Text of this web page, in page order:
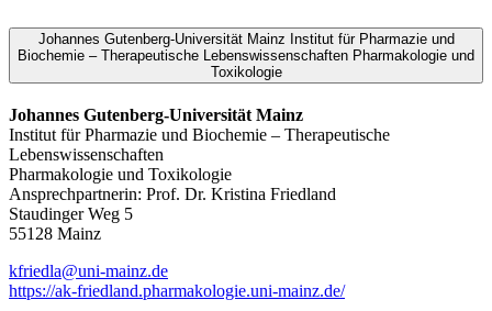
Johannes Gutenberg-Universität Mainz Institut für Pharmazie und
Biochemie – Therapeutische Lebenswissenschaften Pharmakologie und
Toxikologie
Johannes Gutenberg-Universität Mainz
Institut für Pharmazie und Biochemie – Therapeutische
Lebenswissenschaften
Pharmakologie und Toxikologie
Ansprechpartnerin: Prof. Dr. Kristina Friedland
Staudinger Weg 5
55128 Mainz
kfriedla@uni-mainz.de
https://ak-friedland.pharmakologie.uni-mainz.de/